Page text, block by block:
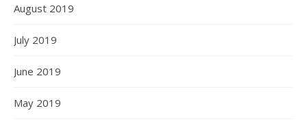
August 2019
July 2019
June 2019
May 2019